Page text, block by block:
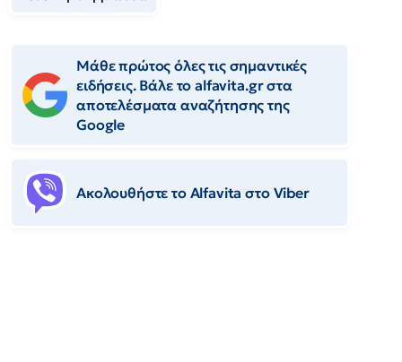
Μάθε πρώτος όλες τις σημαντικές
ειδήσεις. Βάλε το alfavita.gr στα
αποτελέσματα αναζήτησης της
Google
Ακολουθήστε το Αlfavita στο Viber